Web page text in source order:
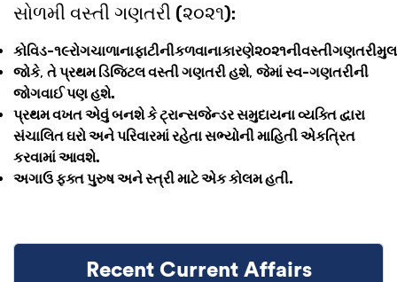
સોળમી વસ્તી ગણતરી (૨૦૨૧):
કોવિડ-
જોકે, તે પ્રથમ ડિજિટલ વસ્તી ગણતરી હશે, જેમાં સ્વ-ગણતરીની
જોગવાઈ પણ હશે.
પ્રથમ વખત એવું બનશે કે ટ્રાન્સજેન્ડર સમુદાયના વ્યક્તિ દ્વારા
સંચાલિત ઘરો અને પરિવારમાં રહેતા સભ્યોની માહિતી એકત્રિત
કરવામાં આવશે.
અગાઉ ફક્ત પુરુષ અને સ્ત્રી માટે એક કોલમ હતી.
Recent Current Affairs